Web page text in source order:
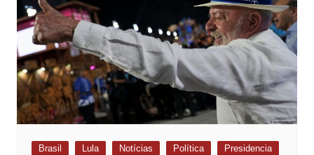
Brasil Lula Notícias Política Presidencia